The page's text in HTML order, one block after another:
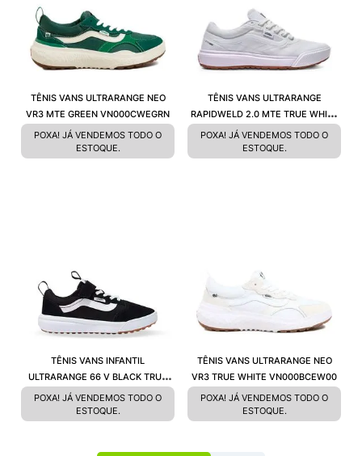
TÊNIS VANS ULTRARANGE NEO
VR3 MTE GREEN VN000CWEGRN
POXA! JÁ VENDEMOS TODO O
ESTOQUE.
TÊNIS VANS ULTRARANGE
RAPIDWELD 2.0 MTE TRUE WHITE
VN000D60W00C
POXA! JÁ VENDEMOS TODO O
ESTOQUE.
TÊNIS VANS INFANTIL
ULTRARANGE 66 V BLACK TRUE
WHITE VN000BV56BT
POXA! JÁ VENDEMOS TODO O
ESTOQUE.
TÊNIS VANS ULTRARANGE NEO
VR3 TRUE WHITE VN000BCEW00
POXA! JÁ VENDEMOS TODO O
ESTOQUE.